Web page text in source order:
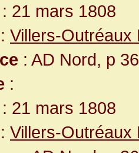
: 21 mars 1808
: Villers-Outréaux
: AD Nord, p
:
: 21 mars 1808
: Villers-Outréaux